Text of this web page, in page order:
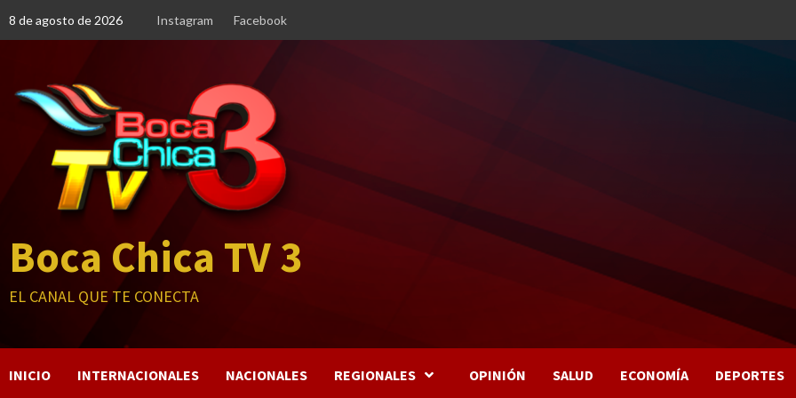
8 de agosto de 2026 Instagram Facebook
Boca Chica TV 3
EL CANAL QUE TE CONECTA
INICIO INTERNACIONALES NACIONALES REGIONALES OPINIÓN SALUD ECONOMÍA DEPORTES